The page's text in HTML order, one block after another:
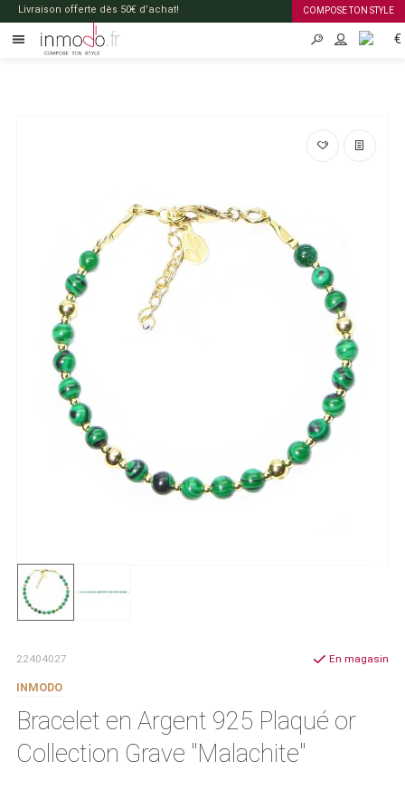
COMPOSE TON STYLE
Livraison offerte dès 50€ d’achat!
FR €
22404027
INMODO
Bracelet en Argent 925 Plaqué or
Collection Grave "Malachite"
En magasin